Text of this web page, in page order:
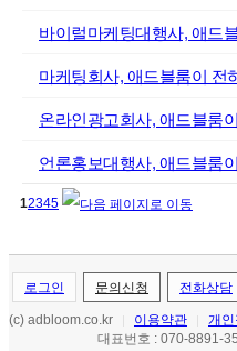
바이럴마케팅대행사, 애드
마케팅회사, 애드블룸이 전
온라인광고회사, 애드블룸
언론홍보대행사, 애드블룸
12345
로그인 문의신청 전화상담
(c) adbloom.co.kr 이용약관
개
대표번호 : 070-8891-